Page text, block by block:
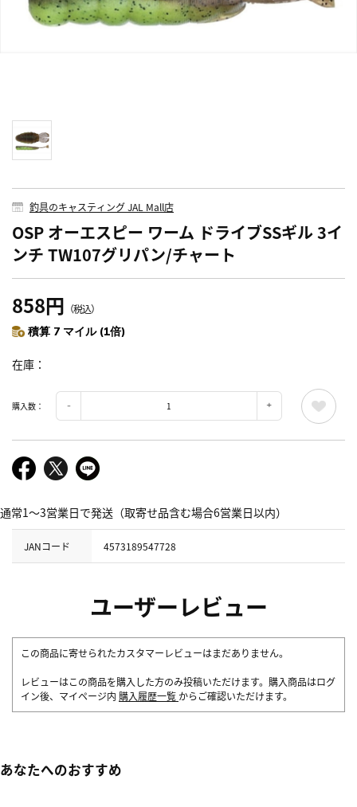
釣具のキャスティング JAL Mall店
OSP オーエスピー ワーム ドライブSSギル 3イ
ンチ TW107グリパン/チャート
858円 （税込）
積算 7 マイル (1倍)
在庫
購入数：
通常1～3営業日で発送（取寄せ品含む場合6営業日以内）
JANコード 4573189547728
ユーザーレビュー
この商品に寄せられたカスタマーレビューはまだありません。
レビューはこの商品を購入した方のみ投稿いただけます。購入商品はログ
イン後、マイページ内 購入履歴一覧 からご確認いただけます。
あなたへのおすすめ